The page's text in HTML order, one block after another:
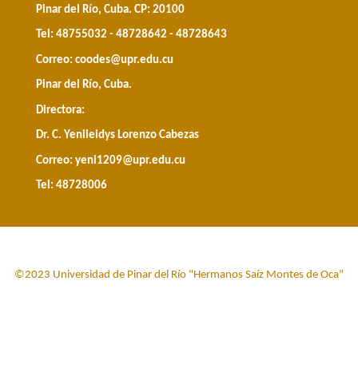
Pinar del Río, Cuba. CP: 20100
Tel: 48755032 - 48728642 - 48728643
Correo: coodes@upr.edu.cu
Pinar del Río, Cuba.
Directora:
Dr. C. Yenileidys Lorenzo Cabezas
Correo: yeni1209@upr.edu.cu
Tel: 48728006
©2023 Universidad de Pinar del Río "Hermanos Saíz Montes de Oca"